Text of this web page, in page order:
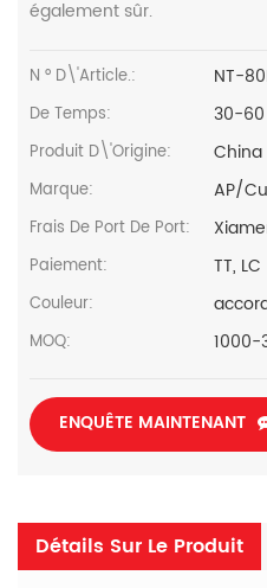
également sûr.
N ° D\'article.: NT-
De Temps: 30-
Produit D\'Origine: China
Marque: AP/
Frais De Port De Port:
Paiement: TT, LC
Couleur:
MOQ: 1000-
ENQUÊTE MAINTENANT
Détails Sur Le Produit